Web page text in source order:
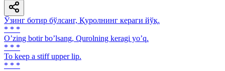
Ўзинг ботир бўлсанг, Қуролнинг кераги йўқ.
* * *
Oʼzing botir boʼlsang, Qurolning keragi yoʼq.
* * *
To keep a stiff upper lip.
* * *